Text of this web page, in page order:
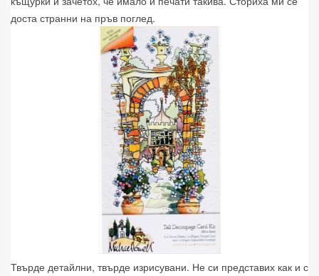
доста странни на пръв поглед.
Твърде детайлни, твърде изрисувани. Не си представих как и с